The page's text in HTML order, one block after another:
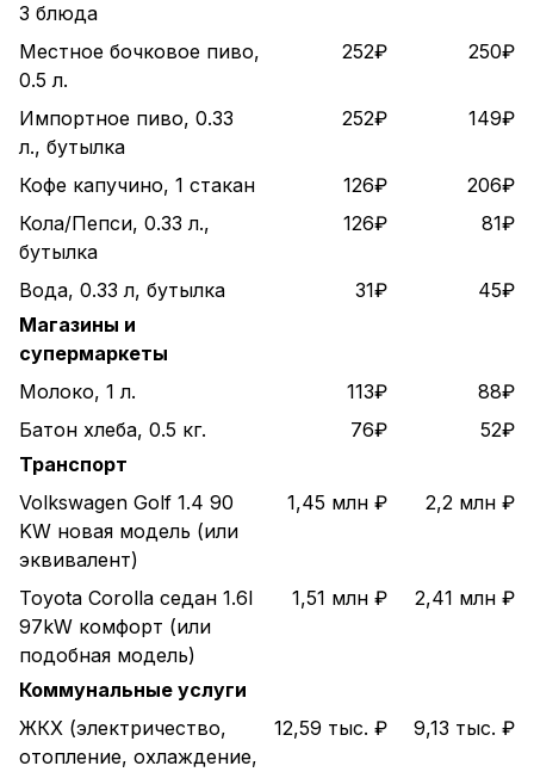
3 блюда
Местное бочковое пиво,
0.5 л.
252₽ 250₽
Импортное пиво, 0.33
л., бутылка
252₽ 149₽
Кофе капучино, 1 стакан 126₽
206₽
Кола/Пепси, 0.33 л.,
бутылка
126₽ 81₽
Вода, 0.33 л, бутылка 31₽
45₽
Магазины и
супермаркеты
Молоко, 1 л.
113₽
88₽
Батон хлеба, 0.5 кг.
76₽
52₽
Транспорт
Volkswagen Golf 1.4 90
KW новая модель (или
эквивалент)
1,45 млн ₽ 2,2 млн ₽
Toyota Corolla седан 1.6l
97kW комфорт (или
подобная модель)
1,51 млн ₽ 2,41 млн ₽
Коммунальные услуги
ЖКХ (электричество,
отопление, охлаждение,
12,59 тыс. ₽ 9,13 тыс. ₽